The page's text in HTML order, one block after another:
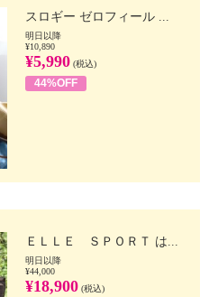
スロギー ゼロフィール ...
明日以降
¥10,890
¥5,990 (税込)
44%OFF
ＥＬＬＥ ＳＰＯＲＴ は...
明日以降
¥44,000
¥18,900 (税込)